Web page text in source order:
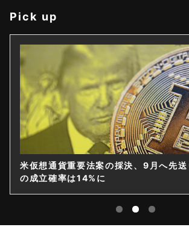
Pick up
米仮想通貨重要法案の採決、9月へ先
の成立確率は14%に